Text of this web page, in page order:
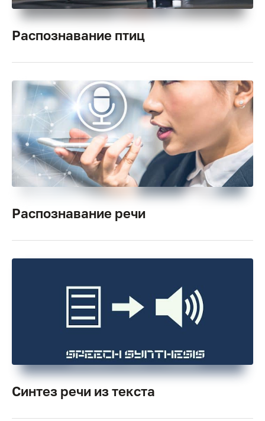
Распознавание птиц
Распознавание речи
Синтез речи из текста